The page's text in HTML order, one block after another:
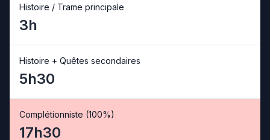
Histoire / Trame principale
3h
Histoire + Quêtes secondaires
5h30
Complétionniste (100%)
17h30